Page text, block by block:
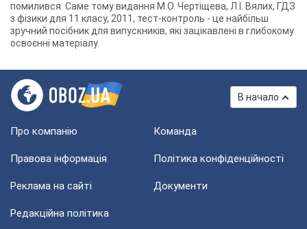
помилився. Саме тому видання М.О. Чертіщева, Л.І. Вялих, ГДЗ
з фізики для 11 класу, 2011, тест-контроль - це найбільш
зручний посібник для випускників, які зацікавлені в глибокому
освоєнні матеріалу.
В начало
Про компанію Команда
Правова інформація Політика конфіденційності
Реклама на сайті Документи
Редакційна політика